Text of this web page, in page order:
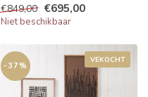
€849,00 €695,00
Niet beschikbaar
VEKOCHT
-37%